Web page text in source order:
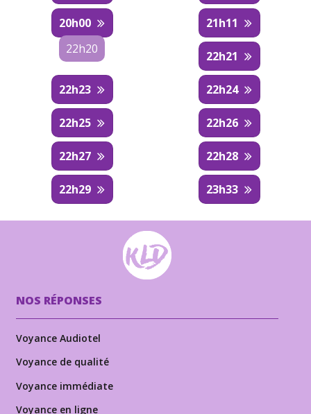
20h00
21h11
22h20
22h21
22h23 22h24
22h25 22h26
22h27 22h28
22h29 23h33
NOS RÉPONSES
Voyance Audiotel
Voyance de qualité
Voyance immédiate
Voyance en ligne